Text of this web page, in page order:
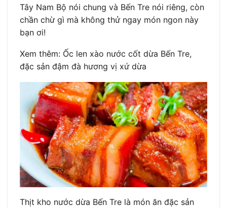
Tây Nam Bộ nói chung và Bến Tre nói riêng, còn
chần chừ gì mà không thử ngay món ngon này
bạn ơi!
Xem thêm: Ốc len xào nước cốt dừa Bến Tre,
đặc sản đậm đà hương vị xứ dừa
Thịt kho nước dừa Bến Tre là món ăn đặc sản